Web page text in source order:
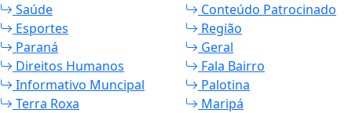
Saúde
Conteúdo Patrocinado
Esportes
Região
Paraná
Geral
Direitos Humanos
Fala Bairro
Informativo Muncipal
Palotina
Terra Roxa
Maripá